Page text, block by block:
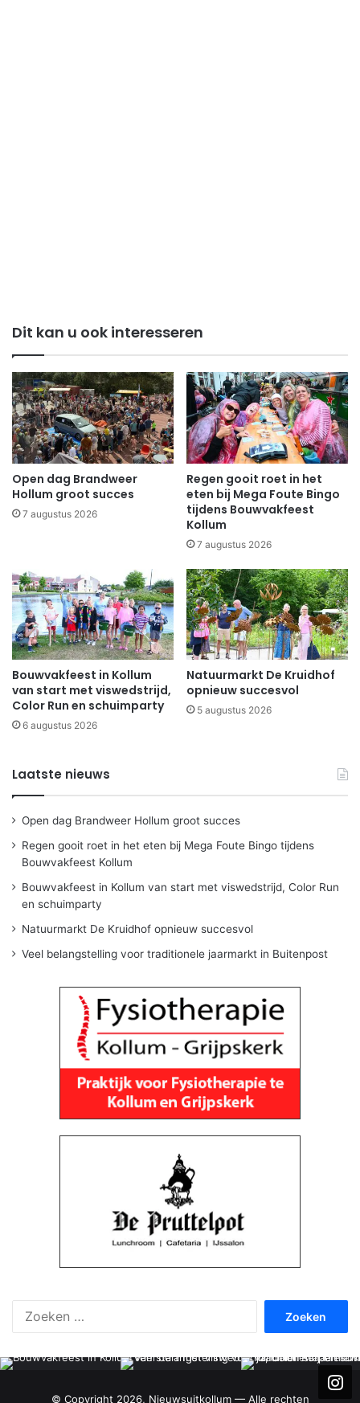
Dit kan u ook interesseren
Open dag Brandweer
Hollum groot succes
7 augustus 2026
Regen gooit roet in het
eten bij Mega Foute Bingo
tijdens Bouwvakfeest
Kollum
7 augustus 2026
Bouwvakfeest in Kollum
van start met viswedstrijd,
Color Run en schuimparty
6 augustus 2026
Natuurmarkt De Kruidhof
opnieuw succesvol
5 augustus 2026
Laatste nieuws
Open dag Brandweer Hollum groot succes
Regen gooit roet in het eten bij Mega Foute Bingo tijdens
Bouwvakfeest Kollum
Bouwvakfeest in Kollum van start met viswedstrijd, Color Run
en schuimparty
Natuurmarkt De Kruidhof opnieuw succesvol
Veel belangstelling voor traditionele jaarmarkt in Buitenpost
© Copyright 2026, Nieuwsuitkollum — Alle rechten